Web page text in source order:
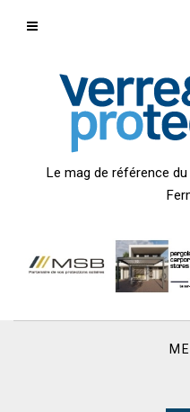
Le mag de référence